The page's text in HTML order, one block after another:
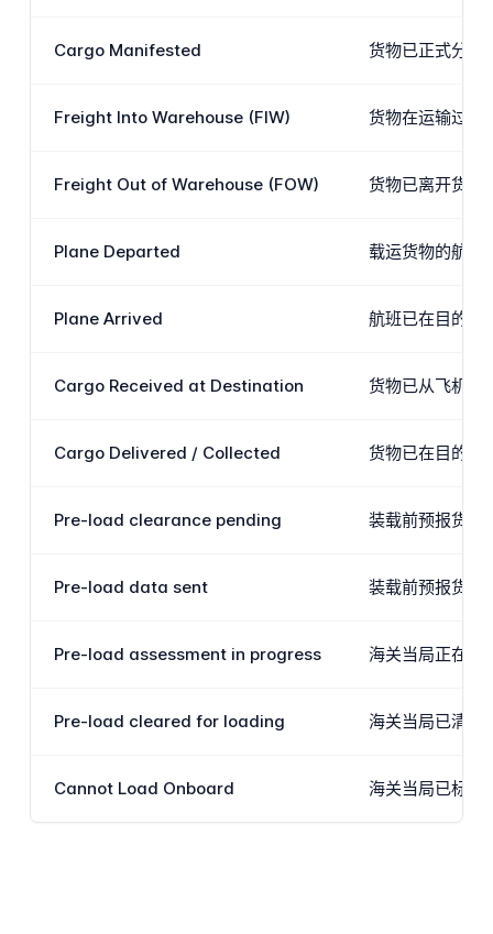
Cargo Manifested 货物已正式分配
Freight Into Warehouse (FIW) 货物在运输过程
Freight Out of Warehouse (FOW) 货物已离开货物
Plane Departed 载运货物的航班
Plane Arrived 航班已在目的地
Cargo Received at Destination 货物已从飞机卸
Cargo Delivered / Collected 货物已在目的地
Pre-load clearance pending 装载前预报货物
Pre-load data sent 装载前预报货物
Pre-load assessment in progress 海关当局正在积
Pre-load cleared for loading 海关当局已清关
Cannot Load Onboard 海关当局已标记